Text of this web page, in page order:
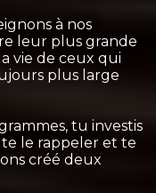
à nos
leur plus grande
vie de ceux qui
plus large
tu investis
le rappeler et te
créé deux